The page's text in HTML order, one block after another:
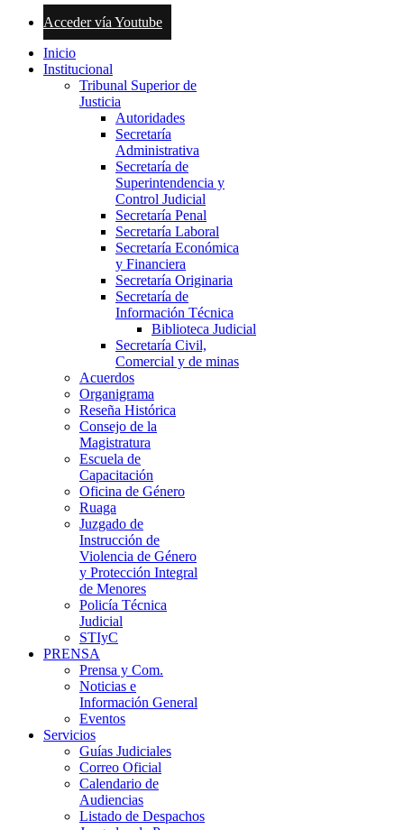
Acceder vía Youtube
Inicio
Institucional
Tribunal Superior de
Justicia
Autoridades
Secretaría
Administrativa
Secretaría de
Superintendencia y
Control Judicial
Secretaría Penal
Secretaría Laboral
Secretaría Económica
y Financiera
Secretaría Originaria
Secretaría de
Información Técnica
Biblioteca Judicial
Secretaría Civil,
Comercial y de minas
Acuerdos
Organigrama
Reseña Histórica
Consejo de la
Magistratura
Escuela de
Capacitación
Oficina de Género
Ruaga
Juzgado de
Instrucción de
Violencia de Género
y Protección Integral
de Menores
Policía Técnica
Judicial
STIyC
PRENSA
Prensa y Com.
Noticias e
Información General
Eventos
Servicios
Guías Judiciales
Correo Oficial
Calendario de
Audiencias
Listado de Despachos